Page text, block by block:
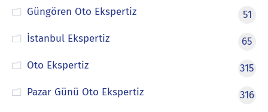
Güngören Oto Ekspertiz
51
İstanbul Ekspertiz
65
Oto Ekspertiz
315
Pazar Günü Oto Ekspertiz
316